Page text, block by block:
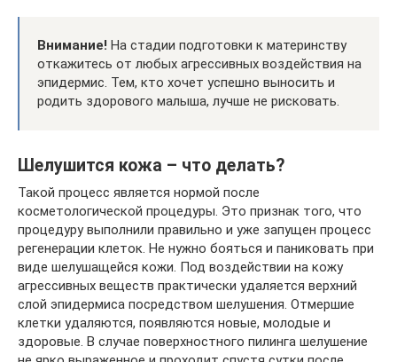
Внимание! На стадии подготовки к материнству
откажитесь от любых агрессивных воздействия на
эпидермис. Тем, кто хочет успешно выносить и
родить здорового малыша, лучше не рисковать.
Шелушится кожа – что делать?
Такой процесс является нормой после
косметологической процедуры. Это признак того, что
процедуру выполнили правильно и уже запущен процесс
регенерации клеток. Не нужно бояться и паниковать при
виде шелушащейся кожи. Под воздействии на кожу
агрессивных веществ практически удаляется верхний
слой эпидермиса посредством шелушения. Отмершие
клетки удаляются, появляются новые, молодые и
здоровые. В случае поверхностного пилинга шелушение